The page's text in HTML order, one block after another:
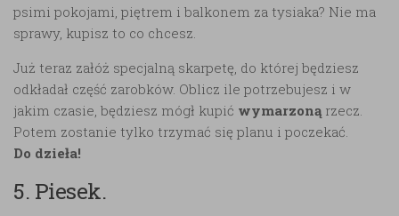
psimi pokojami, piętrem i balkonem za tysiaka? Nie ma
sprawy, kupisz to co chcesz.
Już teraz załóż specjalną skarpetę, do której będziesz
odkładał część zarobków. Oblicz ile potrzebujesz i w
jakim czasie, będziesz mógł kupić wymarzoną rzecz.
Potem zostanie tylko trzymać się planu i poczekać.
Do dzieła!
5. Piesek.